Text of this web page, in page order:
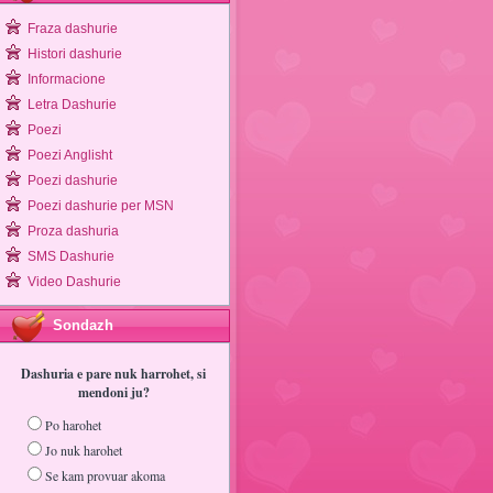
Fraza dashurie
Histori dashurie
Informacione
Letra Dashurie
Poezi
Poezi Anglisht
Poezi dashurie
Poezi dashurie per MSN
Proza dashuria
SMS Dashurie
Video Dashurie
Sondazh
Dashuria e pare nuk harrohet, si
mendoni ju?
Po harohet
Jo nuk harohet
Se kam provuar akoma